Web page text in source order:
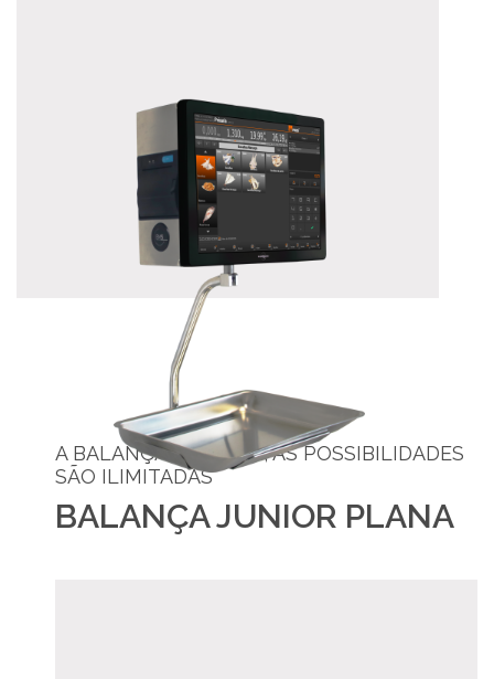
A BALANÇA É JUNIOR, AS POSSIBILIDADES
SÃO ILIMITADAS
BALANÇA JUNIOR PLANA